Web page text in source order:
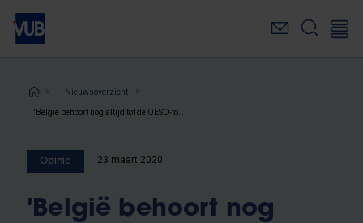
Overslaan
naar
inhoudKruimelpad
Nieuwsoverzicht
Opinie 23 maart 2020
'België behoort nog